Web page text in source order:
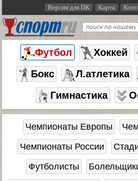
Версия для ПК Карта
Футбол Хоккей
Бокс
Л.атлетика
Гимнастика
Чемпионаты Европы
Чемпионаты России
Футболисты